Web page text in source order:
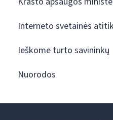
Interneto svetainės
Ieškome turto savininkų
Nuorodos